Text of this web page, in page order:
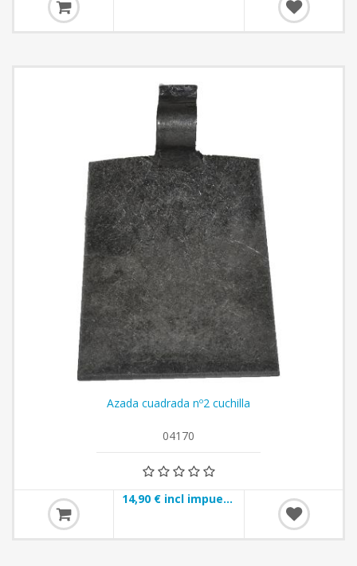
Azada cuadrada nº2 cuchilla
04170
14,90 € incl impuestos